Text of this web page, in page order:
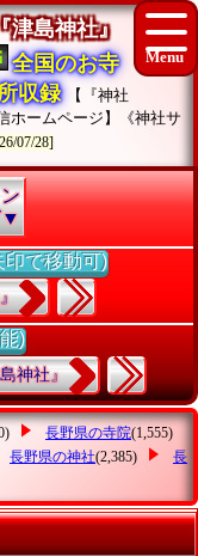
津島神社』
全国のお寺
収録
【『神社
ホームページ】《神社サ
07/28]
▼
印で移動可)
)
神社』
長野県の寺院(1,555)
長野県の神社(2,385)
長